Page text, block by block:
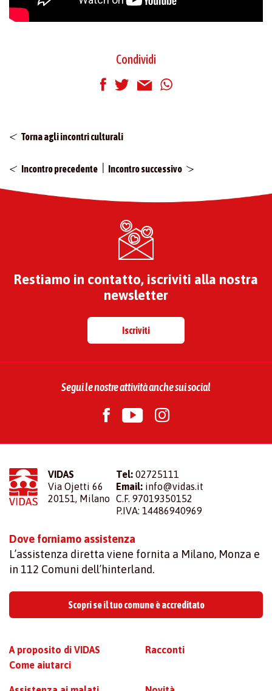
Condividi
Torna agli incontri culturali
Incontro precedente Incontro successivo
Restiamo in contatto, iscriviti alla nostra
newsletter
Iscriviti
Segui le nostre attività anche sui social
VIDAS
Via Ojetti 66
20151, Milano
Tel: 02725111
Email: info@vidas.it
C.F. 97019350152
P.IVA: 14486940969
Dove forniamo assistenza
L’assistenza diretta viene fornita a Milano, Monza e
in 112 Comuni dell’hinterland.
Scopri se il tuo comune è accreditato
A proposito di VIDAS
Come aiutarci
Racconti